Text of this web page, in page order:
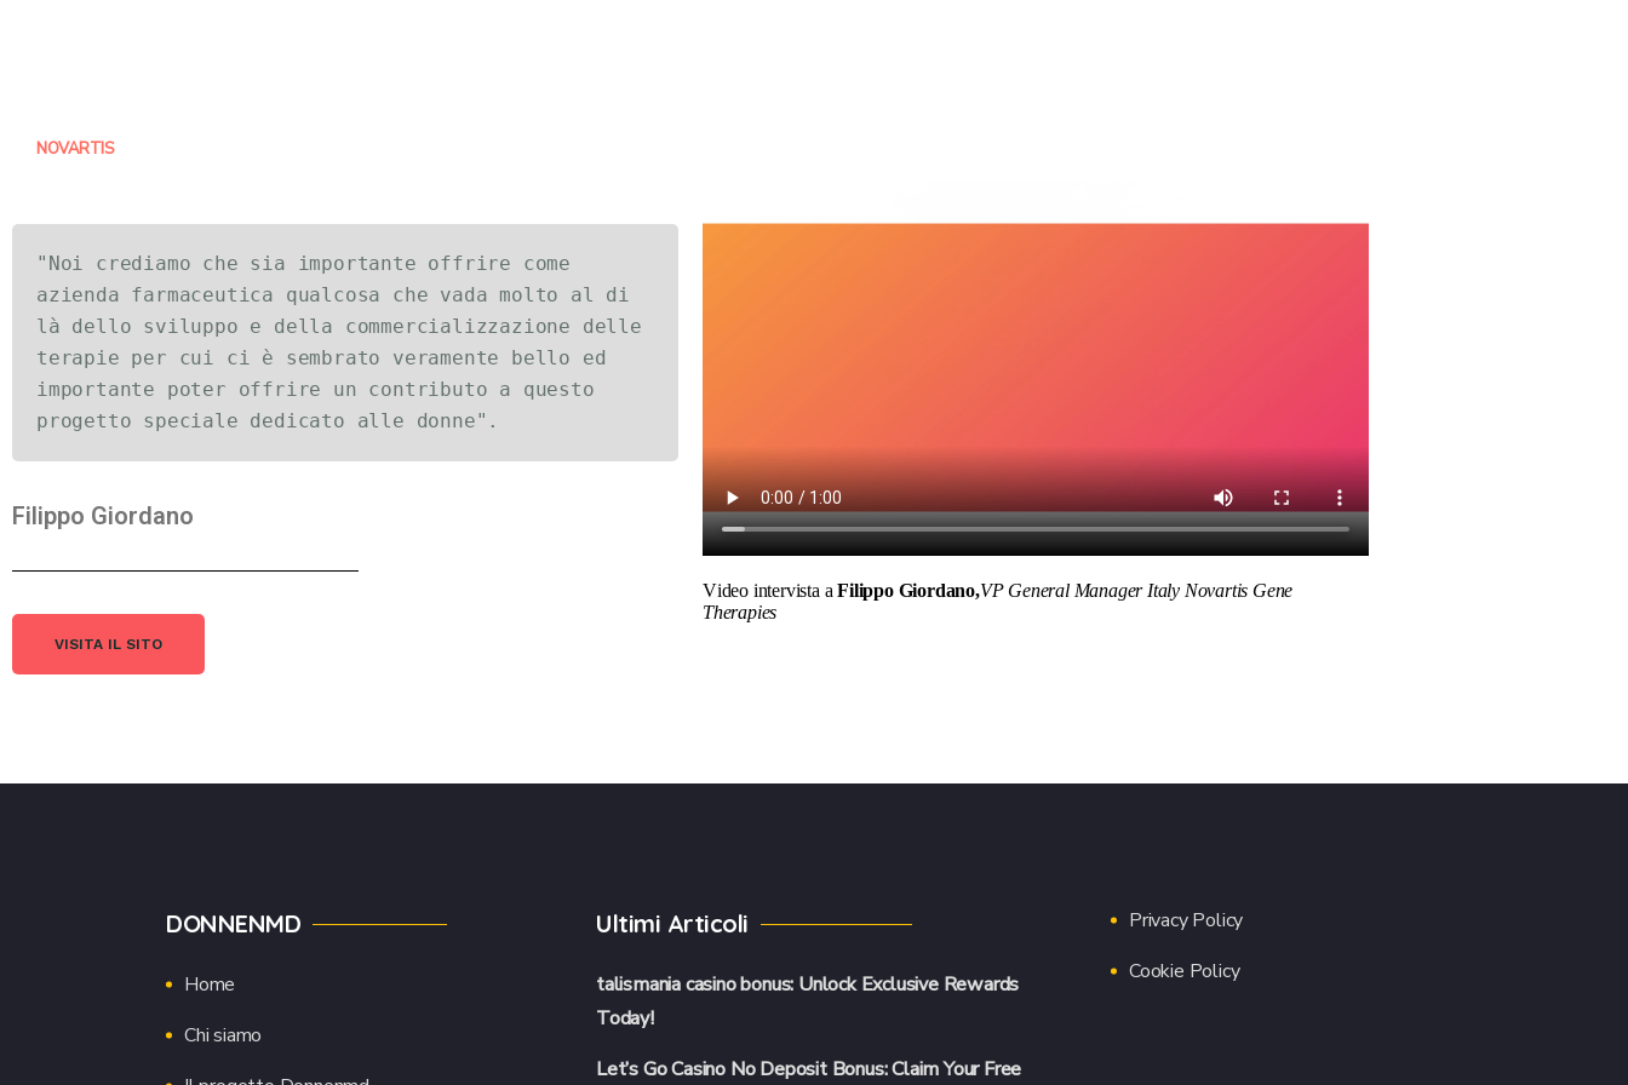
NOVARTIS
"Noi crediamo che sia importante offrire come
azienda farmaceutica qualcosa che vada molto al di
là dello sviluppo e della commercializzazione delle
terapie per cui ci è sembrato veramente bello ed
importante poter offrire un contributo a questo
progetto speciale dedicato alle donne".
Filippo Giordano
VISITA IL SITO
Video intervista aFilippo Giordano,VP General Manager Italy Novartis Gene
Therapies
DONNENMD
Home
Chi siamo
Ultimi Articoli
talismania casino bonus: Unlock Exclusive Rewards
Today!
Let’s Go Casino No Deposit Bonus: Claim Your Free
Privacy Policy
Cookie Policy